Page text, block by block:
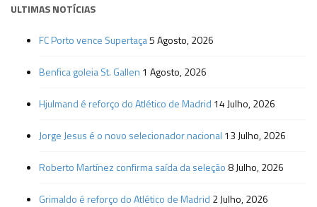
ULTIMAS NOTÍCIAS
FC Porto vence Supertaça5 Agosto, 2026
Benfica goleia St. Gallen 1 Agosto, 2026
Hjulmand é reforço do Atlético de Madrid 14 Julho, 2026
Jorge Jesus é o novo selecionador nacional 13 Julho, 2026
Roberto Martínez confirma saída da seleção 8 Julho, 2026
Grimaldo é reforço do Atlético de Madrid 2 Julho, 2026